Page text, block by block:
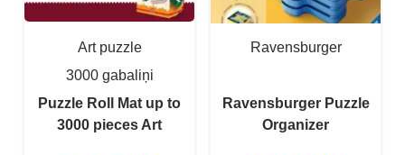
Art puzzle
3000 gabaliņi
Puzzle Roll Mat up to
3000 pieces Art
Ravensburger
Ravensburger Puzzle
Organizer